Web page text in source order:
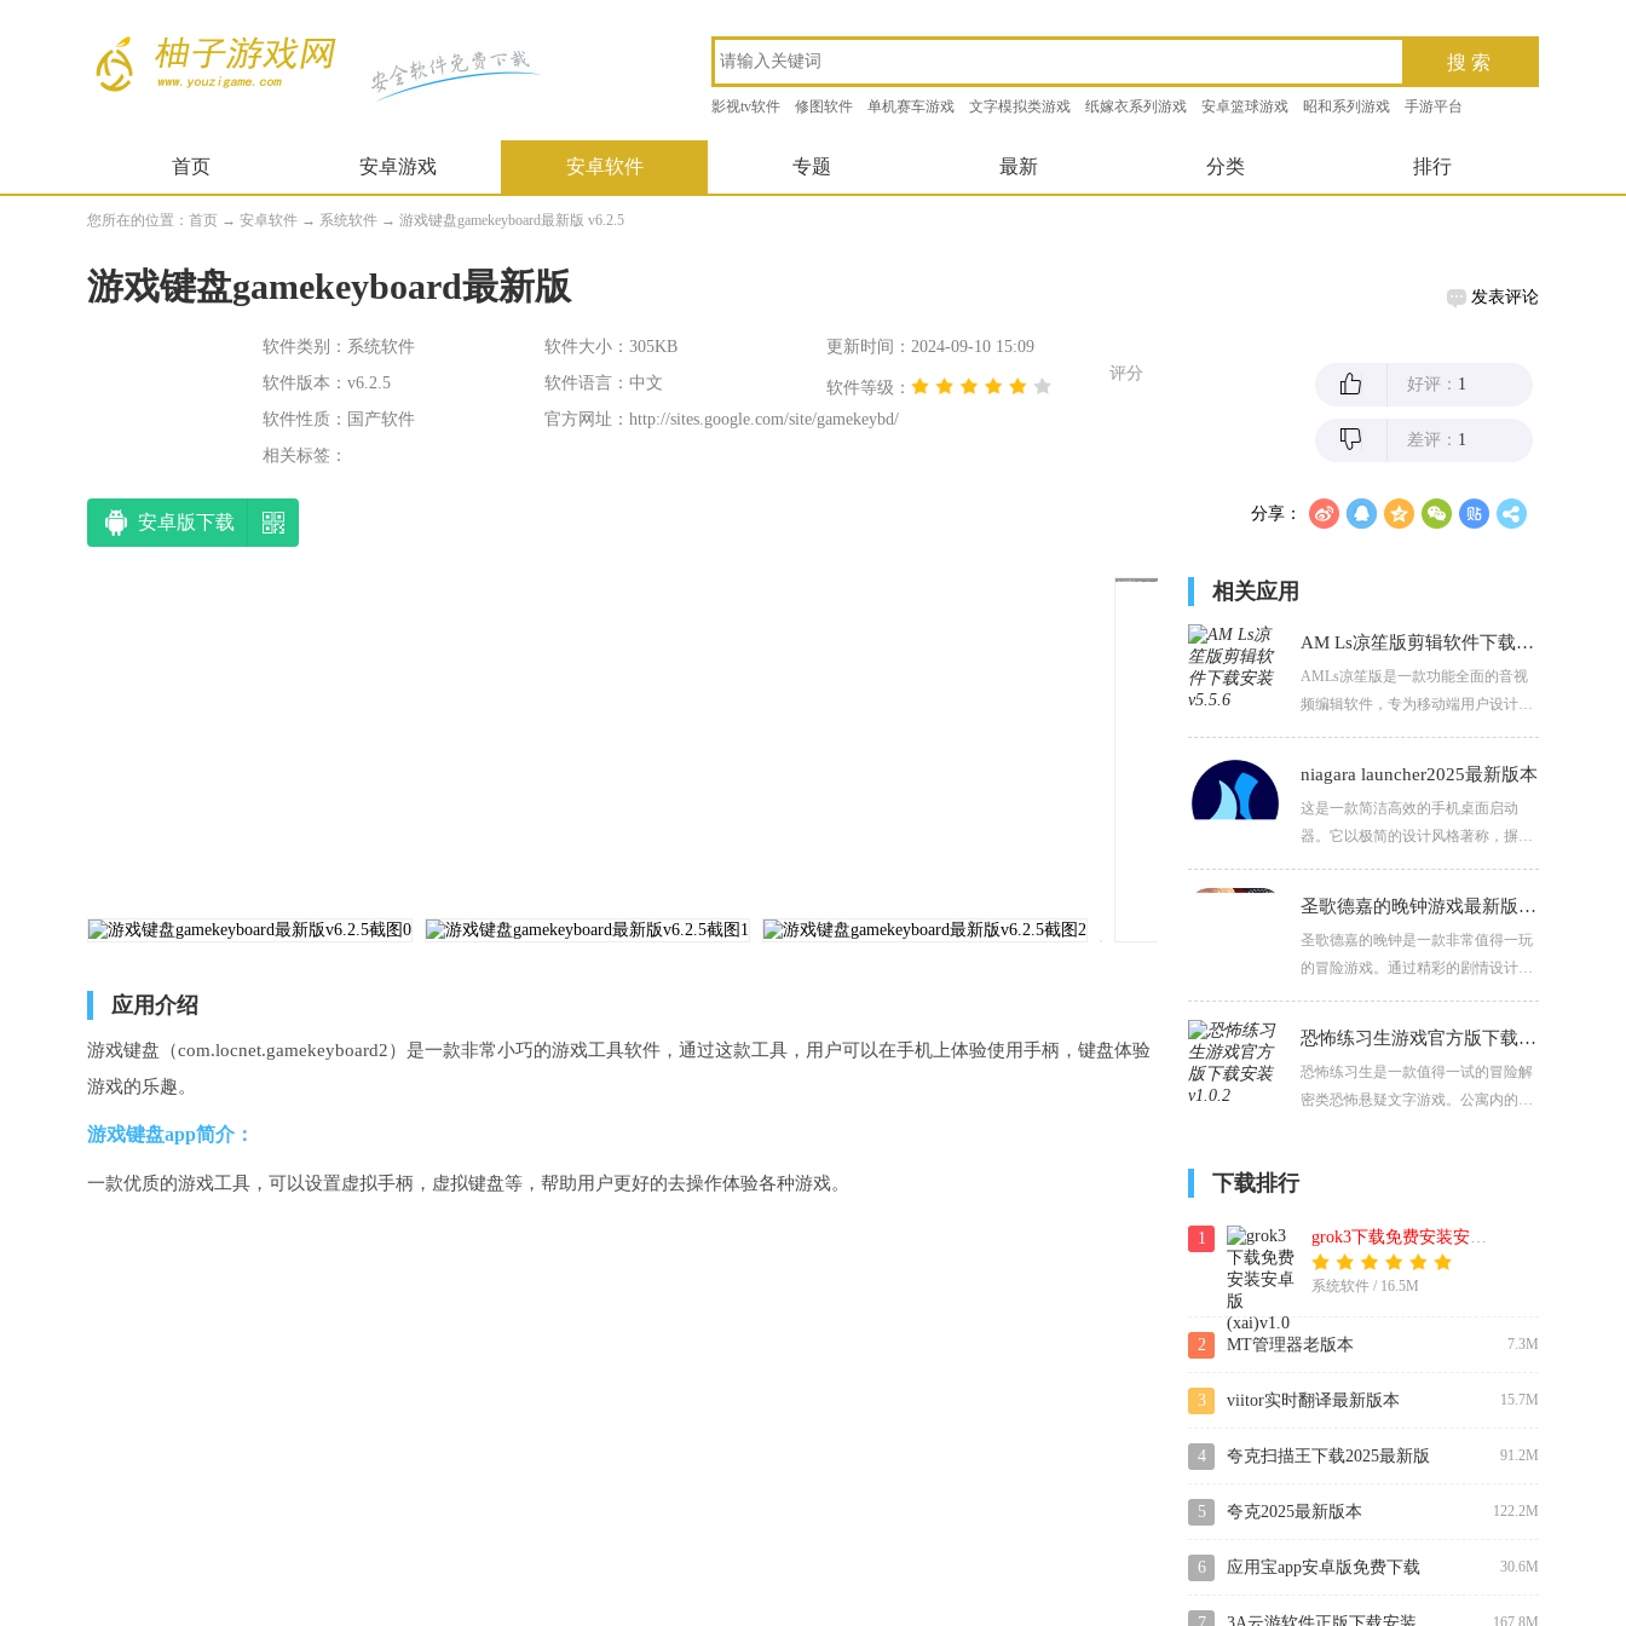
影视tv软件 修图软件 单机赛车游戏 文字模拟类游戏 纸嫁衣系列游戏 安卓篮球游戏 昭和系列游戏 手游平台
首页 安卓游戏 安卓软件 专题 最新 分类 排行
您所在的位置： 首页 → 安卓软件 → 系统软件 → 游戏键盘gamekeyboard最新版 v6.2.5
游戏键盘gamekeyboard最新版 发表评论
软件类别：系统软件 软件大小：305KB
更新时间：2024-09-10 15:09
软件版本：v6.2.5
软件语言：中文
软件等级：
软件性质：国产软件
官方网址： http://sites.google.com/site/gamekeybd/
相关标签：
评分
好评： 1
差评： 1
安卓版下载 分享：
应用介绍
游戏键盘（com.locnet.gamekeyboard2）是一款非常小巧的游戏工具软件，通过这款工具，用户可以在手机上体验使用手柄，键盘体验
游戏的乐趣。
游戏键盘app简介：
一款优质的游戏工具，可以设置虚拟手柄，虚拟键盘等，帮助用户更好的去操作体验各种游戏。
相关应用
AM Ls凉笙版剪辑软件下载安装
AMLs凉笙版是一款功能全面的音视
频编辑软件，专为移动端用户设计，
视频、音频、图片和文本，实现复杂
的编辑效果。
niagara launcher2025最新版本
这是一款简洁高效的手机桌面启动
器。它以极简的设计风格著称，摒弃
明了，应用图标排列有序，方便用户
快速找到所需应用。
圣歌德嘉的晚钟游戏最新版本下载
圣歌德嘉的晚钟是一款非常值得一玩
的冒险游戏。通过精彩的剧情设计和
世界。随着故事的深入发展，玩家将
逐渐揭开这个世界的秘密，理解角色
们的动机和行为背后的深层原因。
恐怖练习生游戏官方版下载安装
恐怖练习生是一款值得一试的冒险解
密类恐怖悬疑文字游戏。公寓内的每
下载排行
1 grok3下载免费安装安卓版(xai)
系统软件 / 16.5M
2 MT管理器老版本 7.3M
3 viitor实时翻译最新版本 15.7M
4 夸克扫描王下载2025最新版 91.2M
5 夸克2025最新版本 122.2M
6 应用宝app安卓版免费下载 30.6M
167.8M